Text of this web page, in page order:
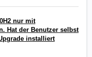
nur mit
Hat der Benutzer selbst
installiert